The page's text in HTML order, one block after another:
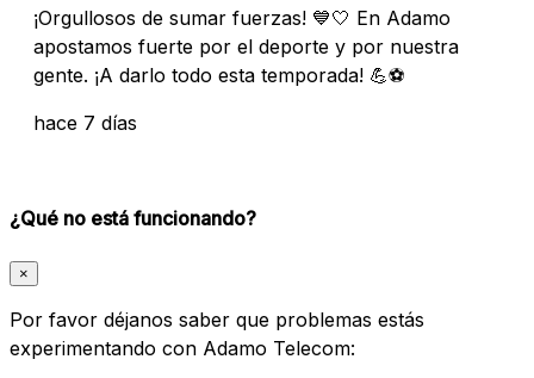
¡Orgullosos de sumar fuerzas! 💙🤍 En Adamo
apostamos fuerte por el deporte y por nuestra
gente. ¡A darlo todo esta temporada! 💪⚽
hace 7 días
¿Qué no está funcionando?
×
Por favor déjanos saber que problemas estás
experimentando con Adamo Telecom: